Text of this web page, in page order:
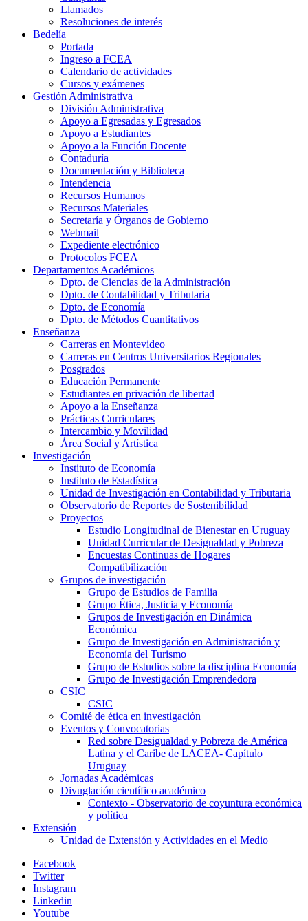
Llamados
Resoluciones de interés
Bedelía
Portada
Ingreso a FCEA
Calendario de actividades
Cursos y exámenes
Gestión Administrativa
División Administrativa
Apoyo a Egresadas y Egresados
Apoyo a Estudiantes
Apoyo a la Función Docente
Contaduría
Documentación y Biblioteca
Intendencia
Recursos Humanos
Recursos Materiales
Secretaría y Órganos de Gobierno
Webmail
Expediente electrónico
Protocolos FCEA
Departamentos Académicos
Dpto. de Ciencias de la Administración
Dpto. de Contabilidad y Tributaria
Dpto. de Economía
Dpto. de Métodos Cuantitativos
Enseñanza
Carreras en Montevideo
Carreras en Centros Universitarios Regionales
Posgrados
Educación Permanente
Estudiantes en privación de libertad
Apoyo a la Enseñanza
Prácticas Curriculares
Intercambio y Movilidad
Área Social y Artística
Investigación
Instituto de Economía
Instituto de Estadística
Unidad de Investigación en Contabilidad y Tributaria
Observatorio de Reportes de Sostenibilidad
Proyectos
Estudio Longitudinal de Bienestar en Uruguay
Unidad Curricular de Desigualdad y Pobreza
Encuestas Continuas de Hogares
Compatibilización
Grupos de investigación
Grupo de Estudios de Familia
Grupo Ética, Justicia y Economía
Grupos de Investigación en Dinámica
Económica
Grupo de Investigación en Administración y
Economía del Turismo
Grupo de Estudios sobre la disciplina Economía
Grupo de Investigación Emprendedora
CSIC
CSIC
Comité de ética en investigación
Eventos y Convocatorias
Red sobre Desigualdad y Pobreza de América
Latina y el Caribe de LACEA- Capítulo
Uruguay
Jornadas Académicas
Divuglación científico académico
Contexto - Observatorio de coyuntura económica
y política
Extensión
Unidad de Extensión y Actividades en el Medio
Facebook
Twitter
Instagram
Linkedin
Youtube